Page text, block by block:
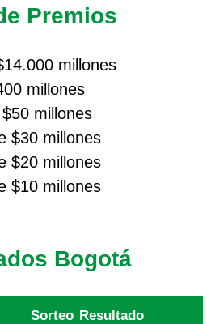
Premios
millones
millones
millones
$30 millones
$20 millones
$10 millones
Bogotá
Sorteo Resultado